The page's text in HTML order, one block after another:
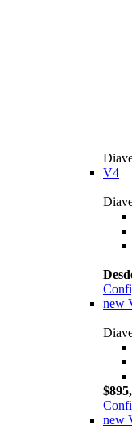
V4
new
new